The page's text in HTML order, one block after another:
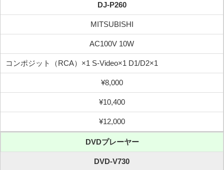
DJ-P260
MITSUBISHI
AC100V 10W
コンポジット（RCA）×1 S-Video×1 D1/D2×1
¥8,000
¥10,400
¥12,000
DVDプレーヤー
DVD-V730